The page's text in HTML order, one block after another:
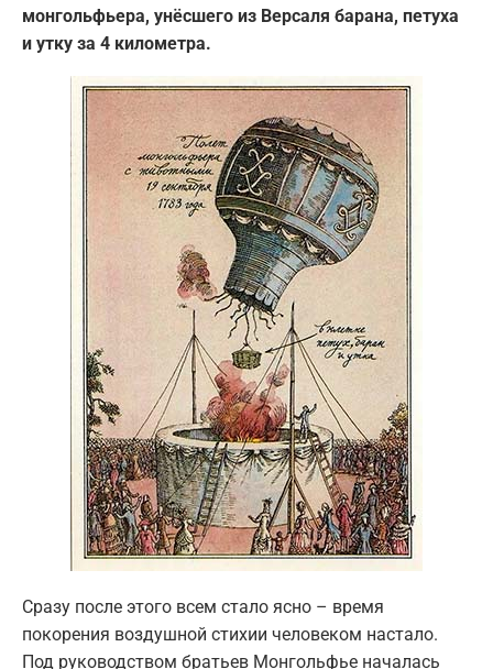
монгольфьера, унёсшего из Версаля барана, петуха
и утку за 4 километра.
Сразу после этого всем стало ясно – время
покорения воздушной стихии человеком настало.
Под руководством братьев Монгольфье началась